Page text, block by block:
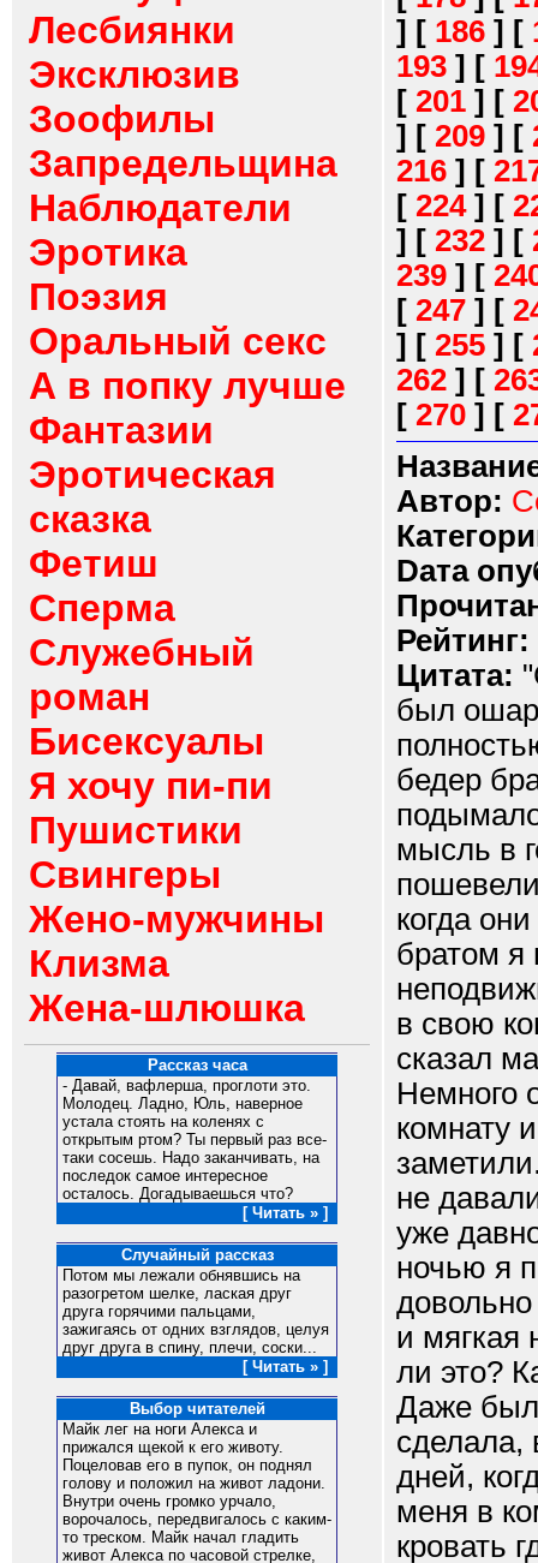
Лесбиянки
Эксклюзив
Зоофилы
Запредельщина
Наблюдатели
Эротика
Поэзия
Оральный секс
А в попку лучше
Фантазии
Эротическая
сказка
Фетиш
Сперма
Служебный
роман
Бисексуалы
Я хочу пи-пи
Пушистики
Свингеры
Жено-мужчины
Клизма
Жена-шлюшка
Рассказ часа
- Давай, вафлерша, проглоти это.
Молодец. Ладно, Юль, наверное
устала стоять на коленях с
открытым ртом? Ты первый раз все-
таки сосешь. Надо заканчивать, на
последок самое интересное
осталось. Догадываешься что?
[ Читать » ]
Случайный рассказ
Потом мы лежали обнявшись на
разогретом шелке, лаская друг
друга горячими пальцами,
зажигаясь от одних взглядов, целуя
друг друга в спину, плечи, соски...
[ Читать » ]
Выбор читателей
Майк лег на ноги Алекса и
прижался щекой к его животу.
Поцеловав его в пупок, он поднял
голову и положил на живот ладони.
Внутри очень громко урчало,
ворочалось, передвигалось с каким-
то треском. Майк начал гладить
живот Алекса по часовой стрелке,
] [ 186 ] [
193 ] [
[ 201 ] [
] [ 209 ] [
216 ] [
[ 224] [
] [ 232 ] [
239 ] [
[ 247 ] [
] [ 255 ] [
262 ] [
[ 270 ] [
Автор:
Dата
Рейтинг:
Цитата:
был
бедер
мысль в
когда
братом я
в свою
сказал
Немного
комнату
не
уже
ночью я
довольно
и мягкая
ли это?
Даже
сделала,
дней,
меня в
кровать